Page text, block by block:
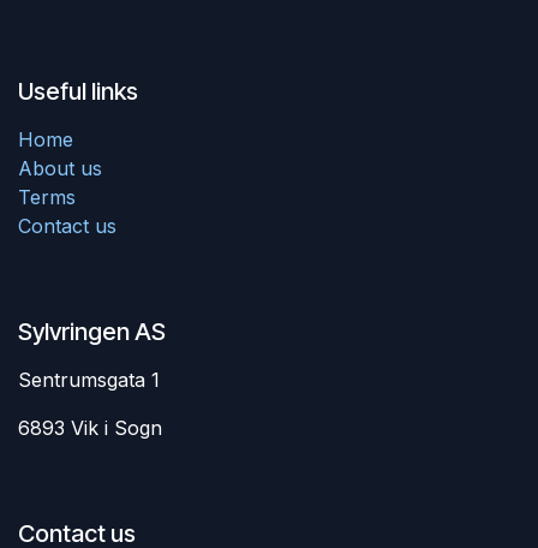
Useful links
Home
About us
Terms
Contact us
Sylvringen AS
Sentrumsgata 1
6893 Vik i Sogn
Contact us